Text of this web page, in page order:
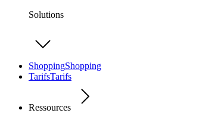
Solutions
ShoppingShopping
TarifsTarifs
Ressources